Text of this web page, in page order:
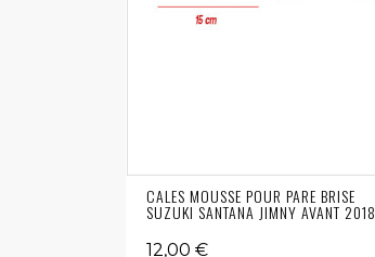
CALES MOUSSE POUR PARE BRISE
SUZUKI SANTANA JIMNY AVANT 2018
12,00 €